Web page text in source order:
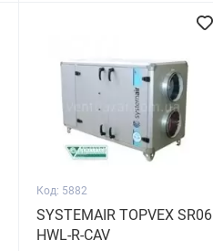
Код: 5882
SYSTEMAIR TOPVEX SR06
HWL-R-CAV